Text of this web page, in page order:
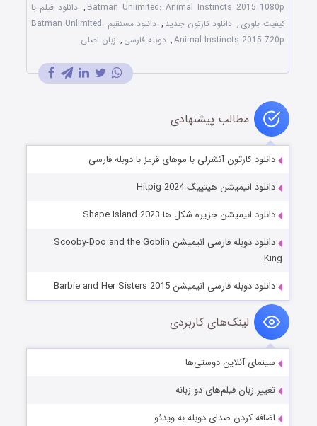
Batman Unlimited: Animal Instincts 2015 1080p
, دانلود فیلم با
کیفیت بلوری , دانلود کارتون جدید ,
دانلود مستقیم Batman Unlimited:
Animal Instincts 2015 720p
, دوبله فارسی , زبان اصلی
مطالب پیشنهادی
دانلود کارتون آنشرلی با موهای قرمز با دوبله فارسی
دانلود انیمیشن هیتپیگ Hitpig 2024
دانلود انیمیشن جزیره شکل ها Shape Island 2023
دانلود دوبله فارسی انیمیشن Scooby-Doo and the Goblin
King
دانلود دوبله فارسی انیمیشن Barbie and Her Sisters 2015
لینک‌های کاربردی
سینمای آنلاین دوستی‌ها
تغییر زبان فیلم‌های دو زبانه
اضافه کردن صدای دوبله به ویدئو